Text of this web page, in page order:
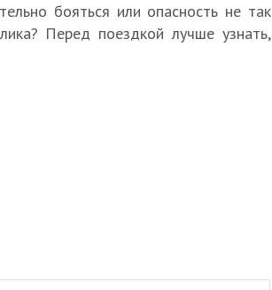
бояться или опасность не так
Перед поездкой лучше узнать,